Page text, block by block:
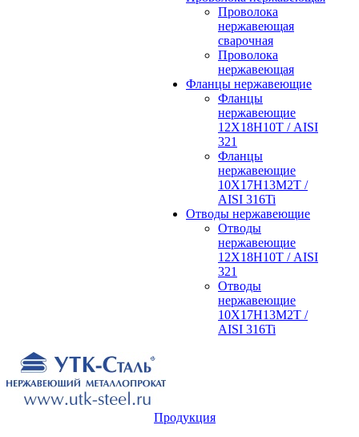
Проволока
нержавеющая
сварочная
Проволока
нержавеющая
Фланцы нержавеющие
Фланцы
нержавеющие
12Х18Н10Т / AISI
321
Фланцы
нержавеющие
10Х17Н13М2Т /
AISI 316Ti
Отводы нержавеющие
Отводы
нержавеющие
12Х18Н10Т / AISI
321
Отводы
нержавеющие
10Х17Н13М2Т /
AISI 316Ti
Продукция